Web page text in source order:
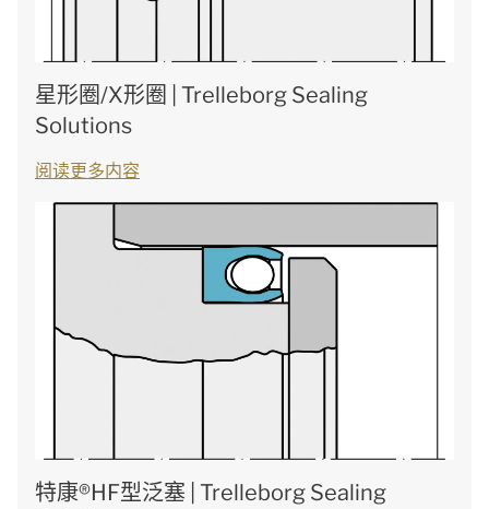
星形圈/X形圈 | Trelleborg Sealing
Solutions
阅读更多内容
特康®HF型泛塞 | Trelleborg Sealing